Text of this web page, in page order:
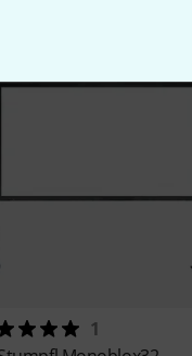
1